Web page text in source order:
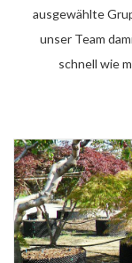
ausgewählte
unser Team
schnell wie